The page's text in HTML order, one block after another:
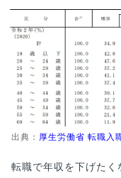
出典： 厚生労働省 転職入
転職で年収を下げた